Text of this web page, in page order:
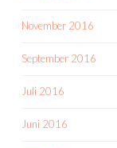
November 2016
September 2016
Juli 2016
Juni 2016